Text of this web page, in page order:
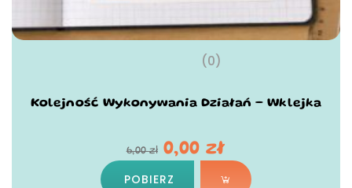
(0)
Kolejność Wykonywania Działań – Wklejka
6,00zł 0,00zł
POBIERZ